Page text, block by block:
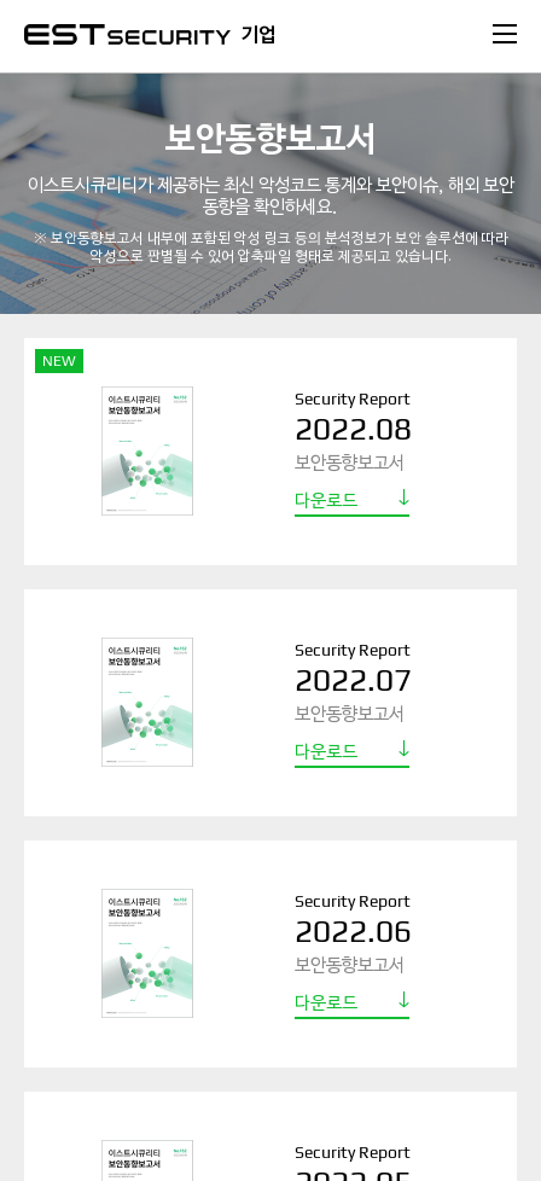
기업
보안동향보고서
이스트시큐리티가 제공하는 최신 악성코드 통계와 보안이슈, 해외 보안
동향을 확인하세요.
※ 보안동향보고서 내부에 포함된 악성 링크 등의 분석정보가 보안 솔루션에 따라
악성으로 판별될 수 있어 압축파일 형태로 제공되고 있습니다.
NEW
Security Report
2022.08
보안동향보고서
다운로드
Security Report
2022.07
보안동향보고서
다운로드
Security Report
2022.06
보안동향보고서
다운로드
Security Report